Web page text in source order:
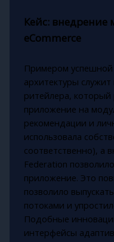
Кейс: внедрение
eCommerce
Примером
архитектуры
ритейлера, который
приложение на
рекомендации и
использовала
соответственно), а
Federation
приложение. Это
позволило
потоками и
Подобные
интерфейсы